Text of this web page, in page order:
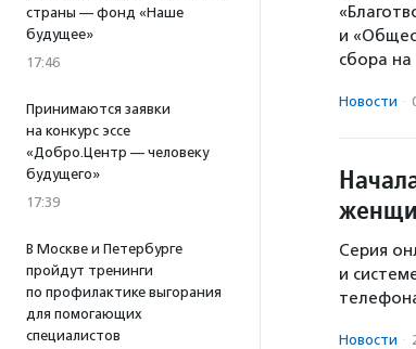
страны — фонд «Наше
будущее»
17:46
Принимаются заявки
на конкурс эссе
«Добро.Центр — человеку
будущего»
17:39
В Москве и Петербурге
пройдут тренинги
по профилактике выгорания
для помогающих
специалистов
и
сбора
Новости ·
Серия
и
Новости ·